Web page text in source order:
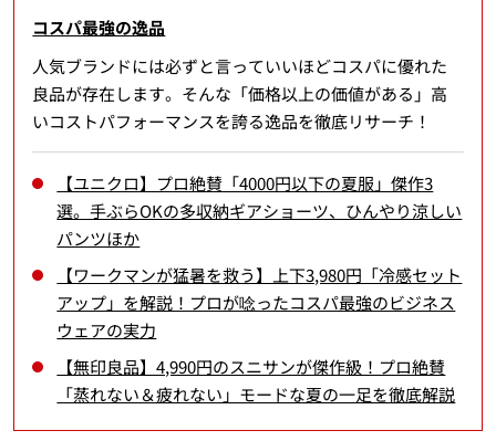
コスパ最強の逸品
人気ブランドには必ずと言っていいほどコスパに優れた
良品が存在します。そんな「価格以上の価値がある」高
いコストパフォーマンスを誇る逸品を徹底リサーチ！
【ユニクロ】プロ絶賛「4000円以下の夏服」傑作3
選。手ぶらOKの多収納ギアショーツ、ひんやり涼しい
パンツほか
【ワークマンが猛暑を救う】上下3,980円「冷感セット
アップ」を解説！プロが唸ったコスパ最強のビジネス
ウェアの実力
【無印良品】4,990円のスニサンが傑作級！プロ絶賛
「蒸れない＆疲れない」モードな夏の一足を徹底解説